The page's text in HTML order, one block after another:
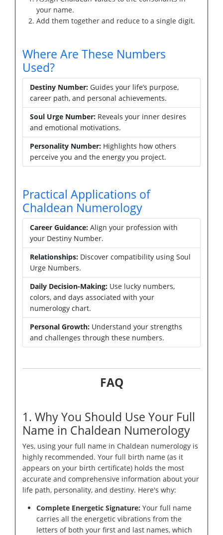
your name.
Add them together and reduce to a single digit.
Where Are These Numbers
Used?
Destiny Number: Guides your life’s purpose,
career path, and personal achievements.
Soul Urge Number: Reveals your inner desires
and emotional motivations.
Personality Number: Highlights how others
perceive you and the energy you project.
Practical Applications of
Chaldean Numerology
Career Guidance: Align your profession with
your Destiny Number.
Relationships: Discover compatibility using Soul
Urge Numbers.
Daily Decision-Making: Use lucky numbers,
colors, and days associated with your
numerology chart.
Personal Growth: Understand your strengths
and challenges through these numbers.
FAQ
1. Why You Should Use Your Full
Name in Chaldean Numerology
Yes, using your full name in Chaldean numerology is
highly recommended. Your full birth name (as it
appears on your birth certificate) holds the most
accurate and comprehensive information about your
life path, personality, and destiny. Here's why:
Complete Energetic Signature: Your full name
carries all the energetic vibrations from the
letters of both your first and last names, which